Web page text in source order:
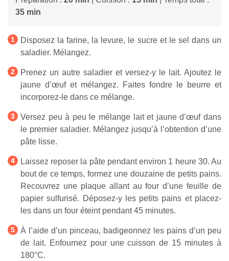
35 min
Disposez la farine, la levure, le sucre et le sel dans un
saladier. Mélangez.
Prenez un autre saladier et versez-y le lait. Ajoutez le
jaune d’œuf et mélangez. Faites fondre le beurre et
incorporez-le dans ce mélange.
Versez peu à peu le mélange lait et jaune d’œuf dans
le premier saladier. Mélangez jusqu’à l’obtention d’une
pâte lisse.
Laissez reposer la pâte pendant environ 1 heure 30. Au
bout de ce temps, formez une douzaine de petits pains.
Recouvrez une plaque allant au four d’une feuille de
papier sulfurisé. Déposez-y les petits pains et placez-
les dans un four éteint pendant 45 minutes.
À l’aide d’un pinceau, badigeonnez les pains d’un peu
de lait. Enfournez pour une cuisson de 15 minutes à
180°C.